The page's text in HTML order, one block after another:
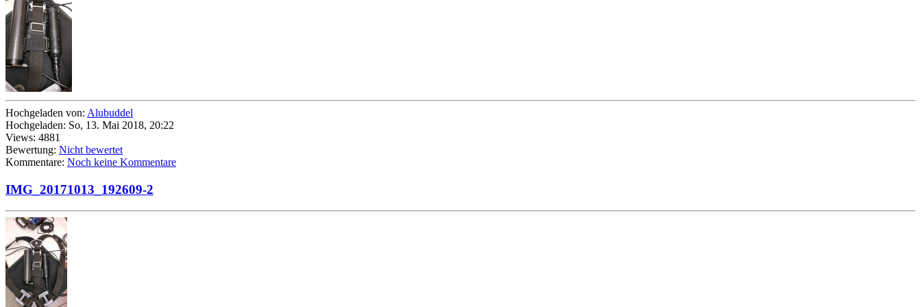
Hochgeladen von: Alubuddel
Hochgeladen: So, 13. Mai 2018, 20:22
Views: 4881
Bewertung: Nicht bewertet
Kommentare: Noch keine Kommentare
IMG_20171013_192609-2